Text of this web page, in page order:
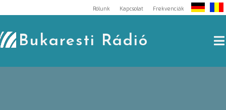
to
content
Rólunk Kapcsolat Frekvenciák
Bukaresti Rádió